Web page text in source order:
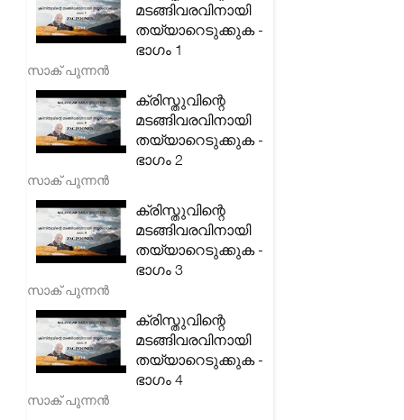
മടങ്ങിവരവിനായി
തയ്യാറെടുക്കുക -
ഭാഗം 1
സാക് പുന്നൻ
ക്രിസ്തുവിന്റെ
മടങ്ങിവരവിനായി
തയ്യാറെടുക്കുക -
ഭാഗം 2
സാക് പുന്നൻ
ക്രിസ്തുവിന്റെ
മടങ്ങിവരവിനായി
തയ്യാറെടുക്കുക -
ഭാഗം 3
സാക് പുന്നൻ
ക്രിസ്തുവിന്റെ
മടങ്ങിവരവിനായി
തയ്യാറെടുക്കുക -
ഭാഗം 4
സാക് പുന്നൻ